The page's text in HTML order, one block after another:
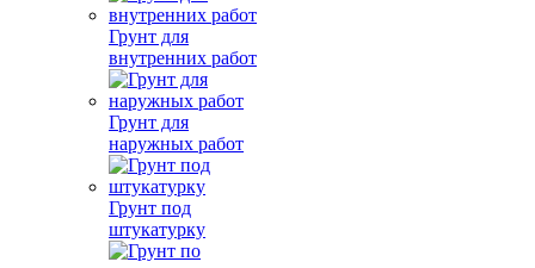
Грунт для
внутренних работ
Грунт для
наружных работ
Грунт под
штукатурку